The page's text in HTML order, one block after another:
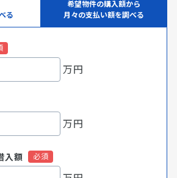
る
希望物件の購入額から
月々の支払い額を調べる
万円
万円
入額